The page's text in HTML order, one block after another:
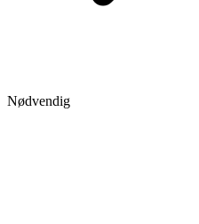
Nødvendig